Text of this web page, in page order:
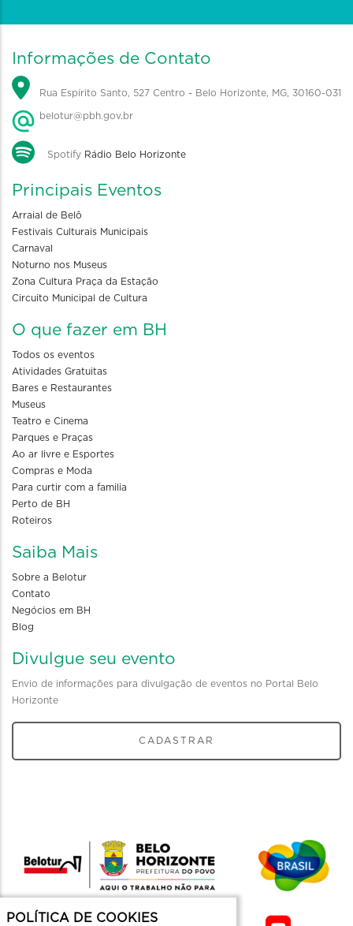
Informações de Contato
Rua Espírito Santo, 527 Centro - Belo Horizonte, MG, 30160-031
belotur@pbh.gov.br
Spotify Rádio Belo Horizonte
Principais Eventos
Arraial de Belô
Festivais Culturais Municipais
Carnaval
Noturno nos Museus
Zona Cultura Praça da Estação
Circuito Municipal de Cultura
O que fazer em BH
Todos os eventos
Atividades Gratuitas
Bares e Restaurantes
Museus
Teatro e Cinema
Parques e Praças
Ao ar livre e Esportes
Compras e Moda
Para curtir com a familia
Perto de BH
Roteiros
Saiba Mais
Sobre a Belotur
Contato
Negócios em BH
Blog
Divulgue seu evento
Envio de informações para divulgação de eventos no Portal Belo
Horizonte
CADASTRAR
POLÍTICA DE COOKIES